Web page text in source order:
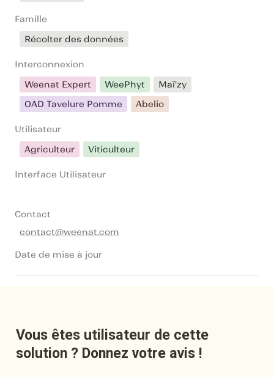
Famille
Récolter des données
Interconnexion
Weenat Expert
WeePhyt
Maï'zy
OAD Tavelure Pomme
Abelio
Utilisateur
Agriculteur
Viticulteur
Interface Utilisateur
Contact
contact@weenat.com
Date de mise à jour
Vous êtes utilisateur de cette
solution ? Donnez votre avis !